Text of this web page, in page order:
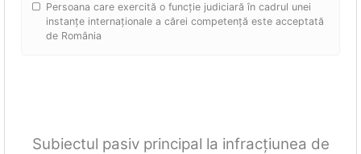
Persoana care exercită o funcție judiciară în cadrul unei
instanțe internaționale a cărei competență este acceptată
de România
Subiectul pasiv principal la infracțiunea de